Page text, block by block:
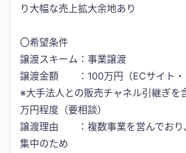
り大幅な売上拡大余地あり
〇希望条件
譲渡スキーム：事業譲渡
譲渡金額 ：100万円（ECサイト・
※大手法人との販売チャネル引継ぎを
万円程度（要相談）
譲渡理由 ：複数事業を営んでおり
集中のため